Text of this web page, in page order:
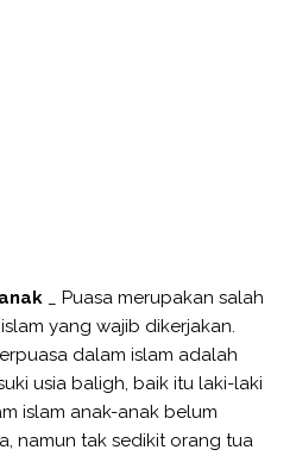
_ Puasa merupakan salah
yang wajib dikerjakan.
dalam islam adalah
usia baligh, baik itu laki-laki
islam anak-anak belum
namun tak sedikit orang tua